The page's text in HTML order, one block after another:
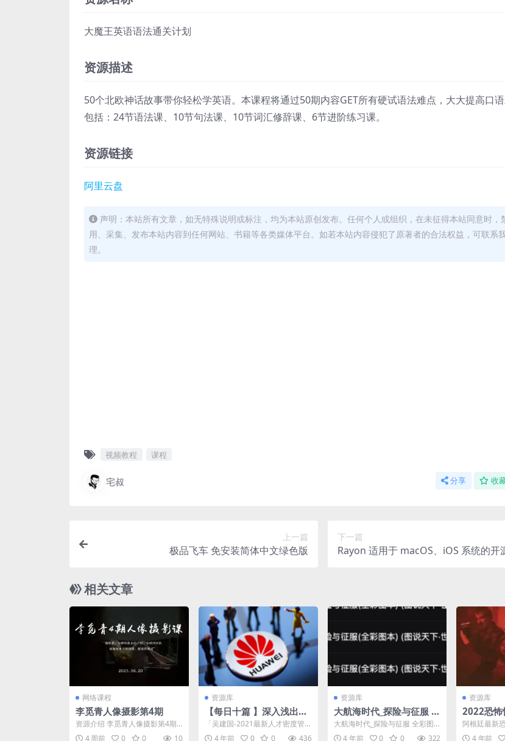
大魔王英语语法通关计划
资源描述
50个北欧神话故事带你轻松学英语。本课程将通过50期内容GET所有硬试语法难点，大大提高口语
包括：24节语法课、10节句法课、10节词汇修辞课、6节进阶练习课。
资源链接
阿里云盘
声明：本站所有文章，如无特殊说明或标注，均为本站原创发布。任何个人或组织，在未征得本站同意时，
用、采集、发布本站内容到任何网站、书籍等各类媒体平台。如若本站内容侵犯了原著者的合法权益，可联系
理。
视频教程 课程
宅叔 分享 收
上一篇
极品飞车 免安装简体中文绿色版
下一篇
Rayon 适用于 macOS、iOS 系统的开
相关文章
网络课程
李觅青人像摄影第4期
资源介绍 李觅青人像摄影第4期
资源目录 📁 李觅青人像摄影第4
4 周前 0 0 10
资源库
【每日十篇 】深入浅出全
方位剖析华为的治理结构
「吴建国-2021最新人才密度管
理」 https://www.aliyundri...
4 年前 0 0 436
资源库
大航海时代_探险与征服 全
彩图本 图说天下.世界历史
系列
大航海时代_探险与征服 全彩图
本 图说天下.世界历史系列 http
4 年前 0 0 322
资源库
2022恐怖
1080P内
根廷版哭悲
阿根廷最新
2》阿根廷
4 年前